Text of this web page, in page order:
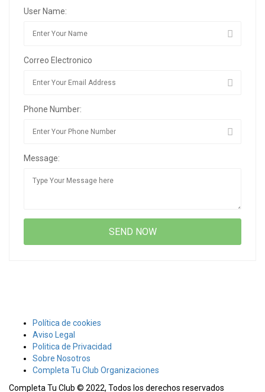
User Name:
Correo Electronico
Phone Number:
Message:
Política de cookies
Aviso Legal
Politica de Privacidad
Sobre Nosotros
Completa Tu Club Organizaciones
Completa Tu Club © 2022, Todos los derechos reservados